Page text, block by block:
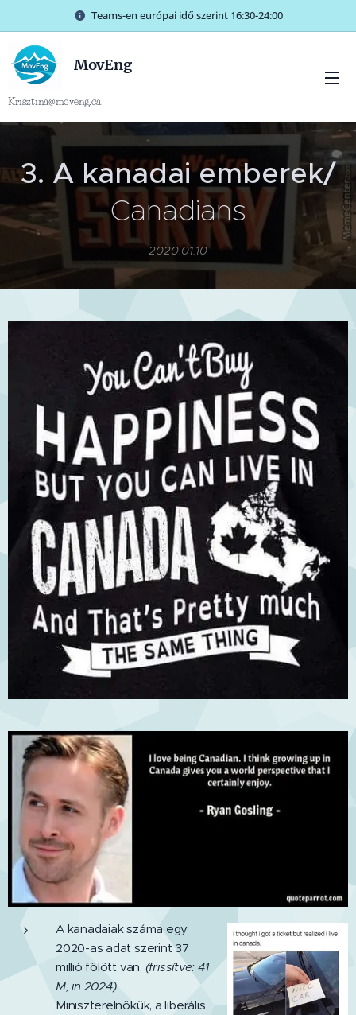
Teams-en európai idő szerint 16:30-24:00
MovEng
Krisztina@moveng.ca
3. A kanadai emberek/
Canadians
2020.01.10
A kanadaiak száma egy
2020-as adat szerint 37
millió fölött van. (frissítve: 41
M, in 2024)
Miniszterelnökük, a liberális